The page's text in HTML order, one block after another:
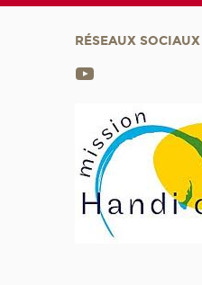
RÉSEAUX SOCIAUX